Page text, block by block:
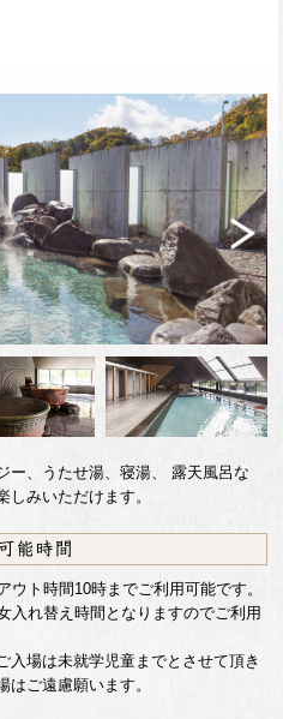
Next
ー、うたせ湯、寝湯、 露天風呂な
しみいただけます。
ト時間10時までご利用可能です。
入れ替え時間となりますのでご利用
場は未就学児童までとさせて頂き
はご遠慮願います。